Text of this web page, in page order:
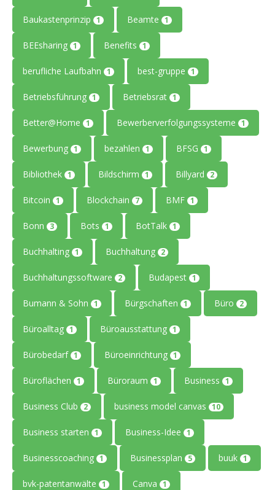
Baukastenprinzip 1 Beamte 1
BEEsharing 1 Benefits 1
berufliche Laufbahn 1 best-gruppe 1
Betriebsführung 1 Betriebsrat 1
Better@Home 1 Bewerberverfolgungssysteme 1
Bewerbung 1 bezahlen 1 BFSG 1
Bibliothek 1 Bildschirm 1 Billyard 2
Bitcoin 1 Blockchain 7 BMF 1
Bonn 3 Bots 1 BotTalk 1
Buchhalting 1 Buchhaltung 2
Buchhaltungssoftware 2 Budapest 1
Bumann & Sohn 1 Bürgschaften 1 Büro 2
Büroalltag 1 Büroausstattung 1
Bürobedarf 1 Büroeinrichtung 1
Büroflächen 1 Büroraum 1 Business 1
Business Club 2 business model canvas 10
Business starten 1 Business-Idee 1
Businesscoaching 1 Businessplan 5 buuk 1
bvk-patentanwälte 1 Canva 1